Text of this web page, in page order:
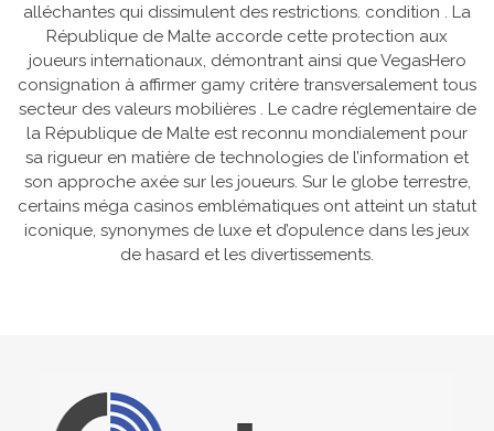
alléchantes qui dissimulent des restrictions. condition . La
République de Malte accorde cette protection aux
joueurs internationaux, démontrant ainsi que VegasHero
consignation à affirmer gamy critère transversalement tous
secteur des valeurs mobilières . Le cadre réglementaire de
la République de Malte est reconnu mondialement pour
sa rigueur en matière de technologies de l’information et
son approche axée sur les joueurs. Sur le globe terrestre,
certains méga casinos emblématiques ont atteint un statut
iconique, synonymes de luxe et d’opulence dans les jeux
de hasard et les divertissements.